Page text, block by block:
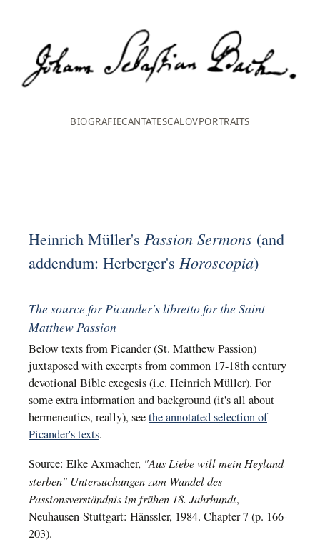
BIOGRAFIECANTATESCALOVPORTRAITS
Heinrich Müller's Passion Sermons (and
addendum: Herberger's Horoscopia)
The source for Picander's libretto for the Saint
Matthew Passion
Below texts from Picander (St. Matthew Passion)
juxtaposed with excerpts from common 17-18th century
devotional Bible exegesis (i.c. Heinrich Müller). For
some extra information and background (it's all about
hermeneutics, really), seethe annotated selection of
Picander's texts.
Source: Elke Axmacher, "Aus Liebe will mein Heyland
sterben" Untersuchungen zum Wandel des
Passionsverständnis im frühen 18. Jahrhundt,
Neuhausen-Stuttgart: Hänssler, 1984. Chapter 7 (p. 166-
203).